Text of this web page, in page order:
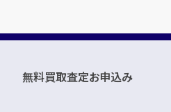
無料買取査定お申込み